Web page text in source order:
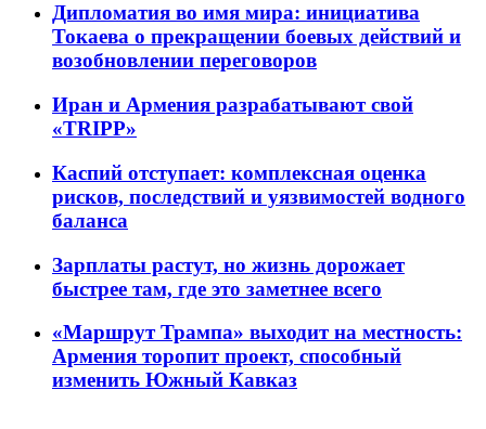
Дипломатия во имя мира: инициатива
Токаева о прекращении боевых действий и
возобновлении переговоров
Иран и Армения разрабатывают свой
«TRIPP»
Каспий отступает: комплексная оценка
рисков, последствий и уязвимостей водного
баланса
Зарплаты растут, но жизнь дорожает
быстрее там, где это заметнее всего
«Маршрут Трампа» выходит на местность:
Армения торопит проект, способный
изменить Южный Кавказ